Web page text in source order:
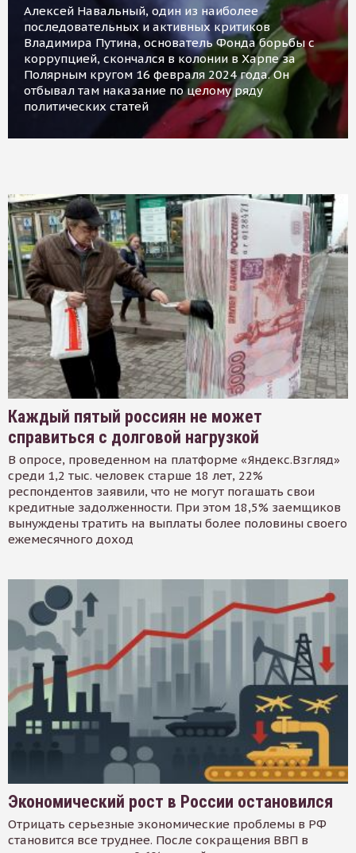
Алексей Навальный, один из наиболее
последовательных и активных критиков
Владимира Путина, основатель Фонда борьбы с
коррупцией, скончался в колонии в Харпе за
Полярным кругом 16 февраля 2024 года. Он
отбывал там наказание по целому ряду
политических статей
Каждый пятый россиян не может
справиться с долговой нагрузкой
В опросе, проведенном на платформе «Яндекс.Взгляд»
среди 1,2 тыс. человек старше 18 лет, 22%
респондентов заявили, что не могут погашать свои
кредитные задолженности. При этом 18,5% заемщиков
вынуждены тратить на выплаты более половины своего
ежемесячного доход
Экономический рост в России остановился
Отрицать серьезные экономические проблемы в РФ
становится все труднее. После сокращения ВВП в